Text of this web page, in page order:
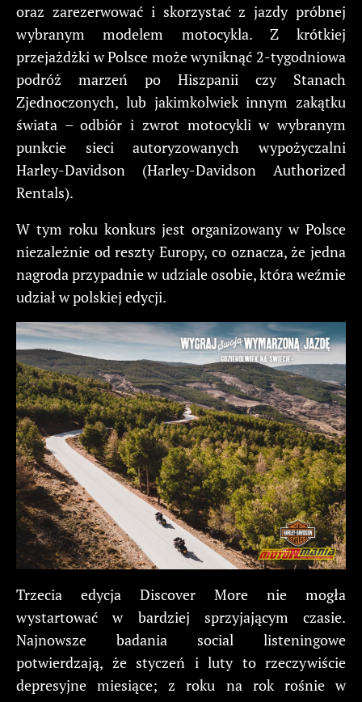
oraz zarezerwować i skorzystać z jazdy próbnej
wybranym modelem motocykla. Z krótkiej
przejażdżki w Polsce może wyniknąć 2-tygodniowa
podróż marzeń po Hiszpanii czy Stanach
Zjednoczonych, lub jakimkolwiek innym zakątku
świata – odbiór i zwrot motocykli w wybranym
punkcie sieci autoryzowanych wypożyczalni
Harley-Davidson (Harley-Davidson Authorized
Rentals).
W tym roku konkurs jest organizowany w Polsce
niezależnie od reszty Europy, co oznacza, że jedna
nagroda przypadnie w udziale osobie, która weźmie
udział w polskiej edycji.
Trzecia edycja Discover More nie mogła
wystartować w bardziej sprzyjającym czasie.
Najnowsze badania social listeningowe
potwierdzają, że styczeń i luty to rzeczywiście
depresyjne miesiące; z roku na rok rośnie w